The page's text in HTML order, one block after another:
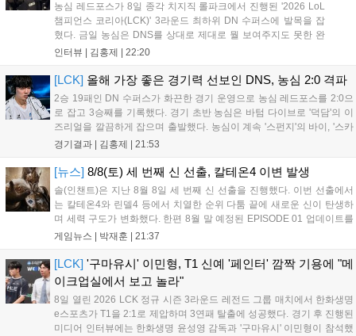
농심 레드포스가 8일 종각 치지직 롤파크에서 진행된 '2026 LoL
챔피언스 코리아(LCK)' 3라운드 최하위 DN 수퍼스에 발목을 잡
혔다. 금일 농심은 DNS를 상대로 제대로 뭘 보여주지도 못한 완
패를 당하고 말았다. 이하 농심 레드포스 최인규 감독과 '리헨즈'
인규 감독 : 모든 경...
인터뷰 | 김홍제 22:20
[LCK] 올해 가장 좋은 경기력 선보인 DNS, 농심 2:0 격파
2승 19패인 DN 수퍼스가 화끈한 경기 운영으로 농심 레드포스를 2:0으
로 잡고 3승째를 기록했다. 경기 초반 농심은 바텀 다이브로 '덕담'의 이
즈리얼을 깔끔하게 잡으며 출발했다. 농심이 계속 '스펀지'의 바이, '스카
웃'의 신드라가 맹활약하며 초반부터 잡은 주도권을 계속 잘 굴렸다.
었...
경기결과 | 김홍제 21:53
[뉴스] 8/8(토) 세 번째 신 선출, 칼테온4 이변 발생
솔(인챈트)은 지난 8월 8일 세 번째 신 선출을 진행했다. 이번 선출에서
는 칼테온4와 린델4 등에서 치열한 순위 다툼 끝에 새로운 신이 탄생하
며 세력 구도가 변화했다. 한편 8월 말 예정된 EPISODE 01 업데이트를
통해 월드 콘텐츠가 추가될 예정이며, 이를 통해 추후 주신 및 절대신에
더욱 가속화될 전망이다....
게임뉴스 | 박재훈 21:37
[LCK] '구마유시' 이민형, T1 신예 '페인터' 깜짝 기용에 "메
이크업실에서 보고 놀라"
8일 열린 2026 LCK 정규 시즌 3라운드 레전드 그룹 매치에서 한화생명
e스포츠가 T1을 2:1로 제압하며 3연패 탈출에 성공했다. 경기 후 진행된
미디어 인터뷰에는 한화생명 윤성영 감독과 '구마유시' 이민형이 참석했